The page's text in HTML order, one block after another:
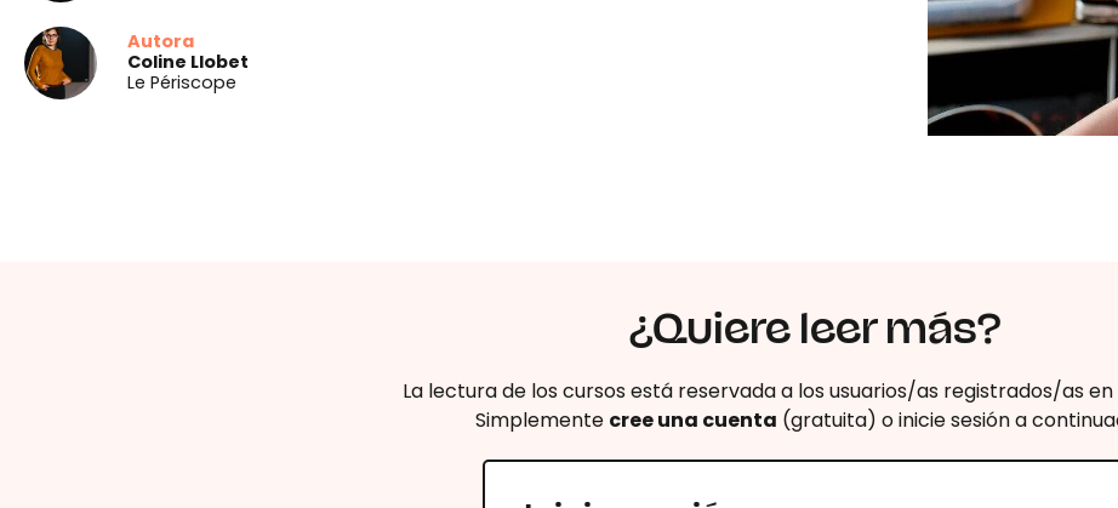
Autora
Coline Llobet
Le Périscope
¿Quiere leer más?
La lectura de los cursos está reservada a los usuarios/as registrados/as en
Simplemente cree una cuenta (gratuita) o inicie sesión a